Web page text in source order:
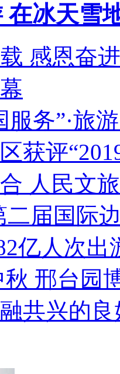
在冰天雪
感恩奋
服务”·旅
获评
人民文
二届国际
亿人次
邢台园
共兴的